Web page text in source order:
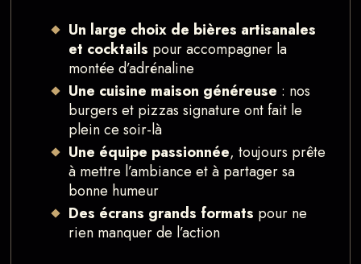
Un large choix de bières artisanales
et cocktails pour accompagner la
montée d’adrénaline
Une cuisine maison généreuse : nos
burgers et pizzas signature ont fait le
plein ce soir-là
Une équipe passionnée, toujours prête
à mettre l’ambiance et à partager sa
bonne humeur
Des écrans grands formats pour ne
rien manquer de l’action